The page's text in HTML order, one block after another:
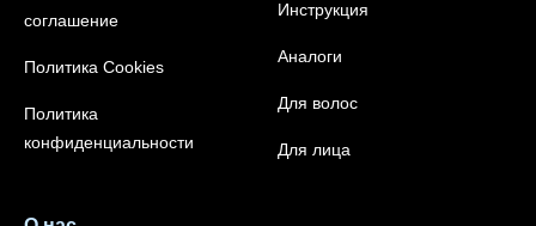
соглашение
Политика Cookies
Политика
конфиденциальности
Инструкция
Аналоги
Для волос
Для лица